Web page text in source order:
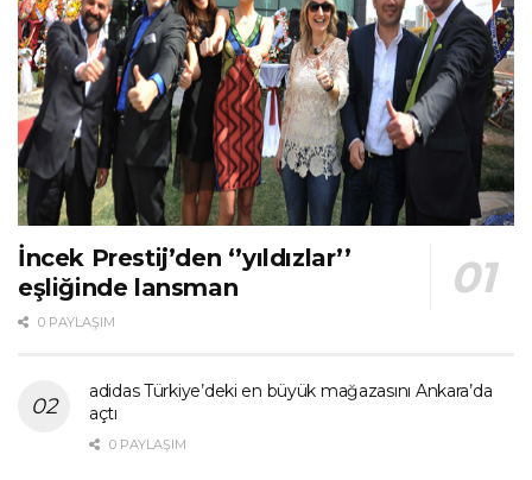
İncek Prestij’den ‘’yıldızlar’’
eşliğinde lansman
0 PAYLAŞIM
adidas Türkiye’deki en büyük mağazasını Ankara’da
açtı
0 PAYLAŞIM